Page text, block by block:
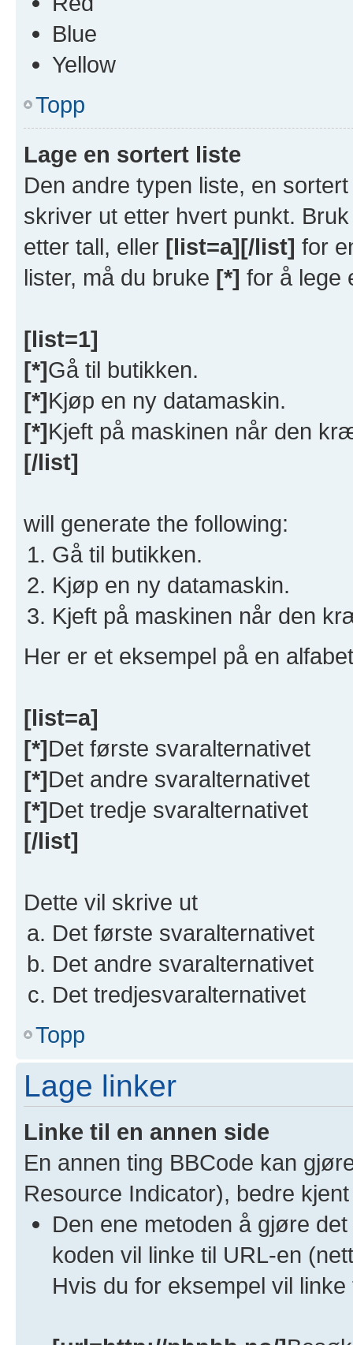
Blue
Yellow
Topp
Lage en sortert liste
Den andre typen liste, en
skriver ut etter hvert punkt.
etter tall, eller [list=a][/list] for
lister, må du bruke [*] for å lege
[list=1]
[*]Gå til butikken.
[*]Kjøp en ny datamaskin.
[*]Kjeft på maskinen når den
[/list]
will generate the following:
Gå til butikken.
Kjøp en ny datamaskin.
Kjeft på maskinen når den
Her er et eksempel på en
[list=a]
[*]Det første svaralternativet
[*]Det andre svaralternativet
[*]Det tredje svaralternativet
[/list]
Dette vil skrive ut
Det første svaralternativet
Det andre svaralternativet
Det tredjesvaralternativet
Topp
Lage linker
Linke til en annen side
En annen ting BBCode kan
Resource Indicator), bedre
Den ene metoden å gjøre
koden vil linke til URL-en
Hvis du for eksempel vil